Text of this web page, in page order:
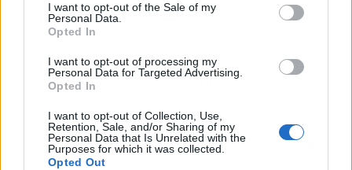
I want to opt-out of the Sale of my
Personal Data.
Opted In
I want to opt-out of processing my
Personal Data for Targeted Advertising.
Opted In
I want to opt-out of Collection, Use,
Retention, Sale, and/or Sharing of my
Personal Data that Is Unrelated with the
Purposes for which it was collected.
Opted Out
13. rész
Woody Allen megosztó zsenialitása